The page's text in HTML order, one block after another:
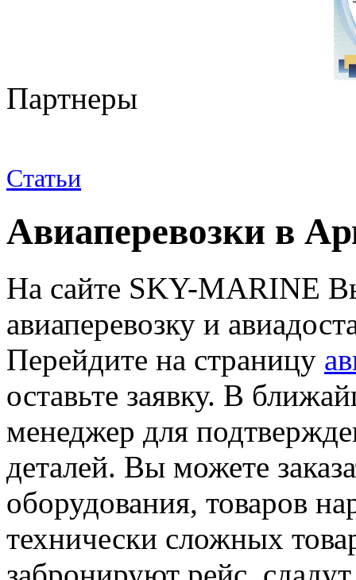
Партнеры
Статьи
Авиаперевозки в
На сайте SKY-MARINE
авиаперевозку и
Перейдите на страницу
оставьте заявку. В
менеджер для
деталей. Вы можете
оборудования, товаров
технически сложных